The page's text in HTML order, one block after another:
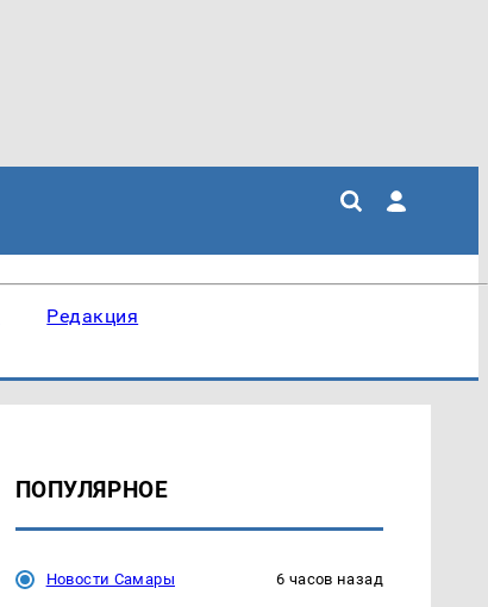
Редакция
ПОПУЛЯРНОЕ
Новости Самары 6 часов назад